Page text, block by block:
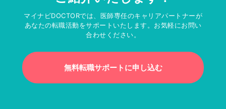
マイナビDOCTORでは、医師専任のキャリアパートナーが
あなたの転職活動をサポートいたします。お気軽にお問い
合わせください。
無料転職サポートに申し込む